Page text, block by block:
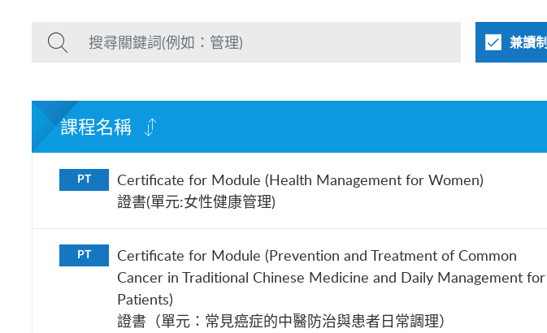
兼讀制
課程名稱
PT
Certificate for Module (Health Management for Women)
證書(單元:女性健康管理)
PT
Certificate for Module (Prevention and Treatment of Common
Cancer in Traditional Chinese Medicine and Daily Management for
Patients)
證書（單元：常見癌症的中醫防治與患者日常調理）